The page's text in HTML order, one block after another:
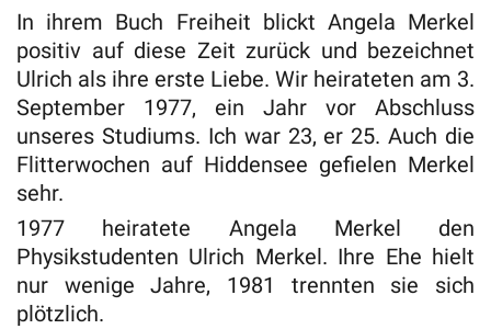
In ihrem Buch Freiheit blickt Angela Merkel
positiv auf diese Zeit zurück und bezeichnet
Ulrich als ihre erste Liebe. Wir heirateten am 3.
September 1977, ein Jahr vor Abschluss
unseres Studiums. Ich war 23, er 25. Auch die
Flitterwochen auf Hiddensee gefielen Merkel
sehr.
1977 heiratete Angela Merkel den
Physikstudenten Ulrich Merkel. Ihre Ehe hielt
nur wenige Jahre, 1981 trennten sie sich
plötzlich.